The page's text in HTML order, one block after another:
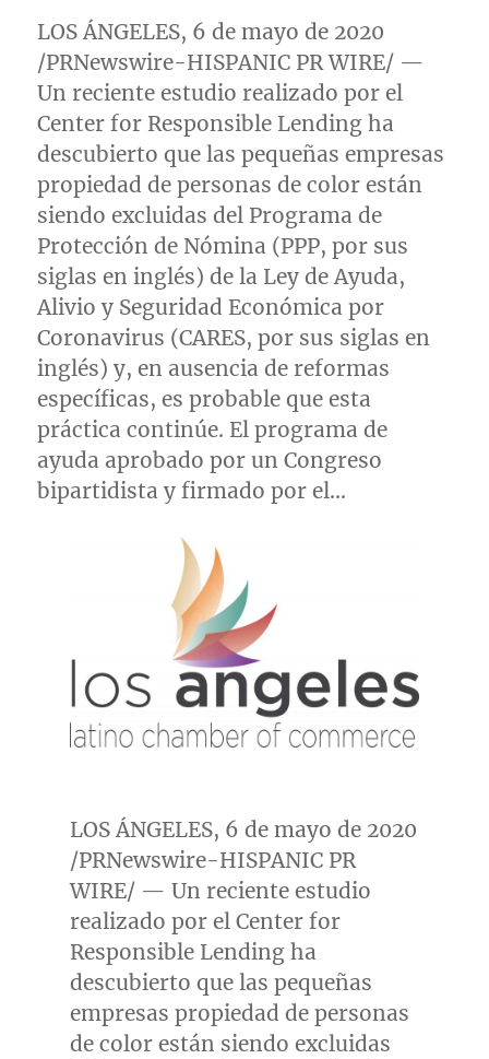
LOS ÁNGELES, 6 de mayo de 2020
/PRNewswire-HISPANIC PR WIRE/ —
Un reciente estudio realizado por el
Center for Responsible Lending ha
descubierto que las pequeñas empresas
propiedad de personas de color están
siendo excluidas del Programa de
Protección de Nómina (PPP, por sus
siglas en inglés) de la Ley de Ayuda,
Alivio y Seguridad Económica por
Coronavirus (CARES, por sus siglas en
inglés) y, en ausencia de reformas
específicas, es probable que esta
práctica continúe. El programa de
ayuda aprobado por un Congreso
bipartidista y firmado por el…
LOS ÁNGELES, 6 de mayo de 2020
/PRNewswire-HISPANIC PR
WIRE/ — Un reciente estudio
realizado por el Center for
Responsible Lending ha
descubierto que las pequeñas
empresas propiedad de personas
de color están siendo excluidas